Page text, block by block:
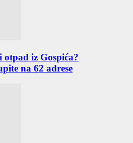
iz Gospića?
na 62 adrese